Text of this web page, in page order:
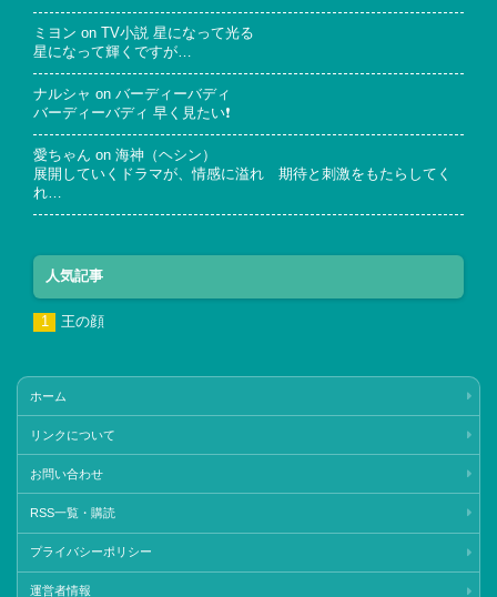
ミヨン on TV小説 星になって光る
星になって輝くですが…
ナルシャ on バーディーバディ
バーディーバディ 早く見たい❗
愛ちゃん on 海神（ヘシン）
展開していくドラマが、情感に溢れ 期待と刺激をもたらしてく
れ…
人気記事
王の顔
ホーム
リンクについて
お問い合わせ
RSS一覧・購読
プライバシーポリシー
運営者情報